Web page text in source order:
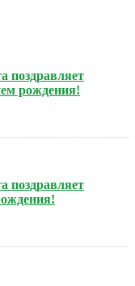
поздравляет
рождения!
поздравляет